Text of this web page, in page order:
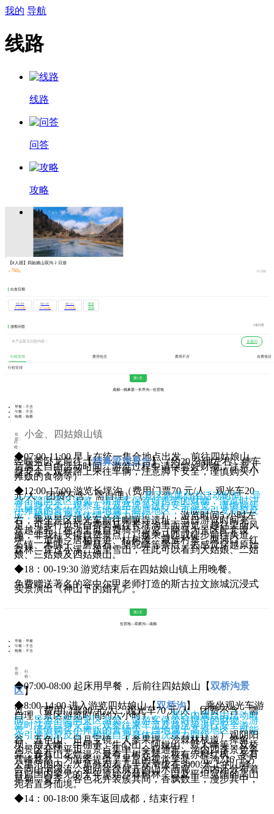
我的 导航
线路
线路
问答
攻略
【8人团】四姑娘山双沟 2 日游
￥ 760起 3人出游
出发日期
08-09
￥760起
08-10
￥760起
08-11
￥760起
更多
团期
游客问答
0条问答
本产品暂无问答内容！ 去提问
行程安排 费用包含 费用不含 自费项目
行程安排
第1天
成都—猫鼻梁—长坪沟—住宿地
早餐：不含
午餐：不含
晚餐：晚餐
住
宿：
小金、四姑娘山镇
行
程：
◆07:00-11:00 早上在统一集合地点出发，前往四姑娘山。
经映秀卧龙前往【猫鼻梁观景台】（约20 分钟左右，停车
后属于自由活动时间，游览过程中请保管好财物，注意人
身安全，观察路上来往车辆，注意脚下安全，谨慎购买小
摊贩的食物等）
◆12:00-17:00 游览长坪沟（费用门票70 元/人，观光车20
元/人，团费不含，需自理）（景区内属自由活动时间，导
游不陪同景区游览，请游客保管好携带的财物，游览时注
意自身安全，观察车流及路况等进行安全游览，谨慎购买
小摊贩的食物等。当地属于高原地区，可能会引发高原反
应，根据自身身体情况量力而行。），游览时间5 小时左
右，乘坐景区观光车前往喇嘛寺遗址，当日游览时间充
足，可步行也可自费骑马往长坪沟里面游览，越往里面风
景越漂亮。在沟里可自费骑马游览（骑马为景区配套设
施，非我社安排自费景点。）换乘马匹或徒步前往头道
坪、二道坪、唐柏古道、枯树滩、藏族村寨、两河口、红
石镇、木骡子、蘑菇石、骆驼峰等景点，去感觉穿越原始
森林、穿过小溪、遥望雪山，在此可以看到大姑娘、二姑
娘、三姑娘及四姑娘山。
◆18：00-19:30 游览结束后在四姑娘山镇上用晚餐。
免费赠送著名的容中尔甲老师打造的斯古拉文旅城沉浸式
实景演出《神山下的婚礼》。
第2天
住宿地—双桥沟—成都
早餐：早餐
午餐：不含
晚餐：不含
住
宿：
行
程：
◆07:00-08:00 起床用早餐，后前往四姑娘山【双桥沟景
区】
◆8:00-14:00 进入游览四姑娘山【双桥沟】，乘坐观光车游
览，（费用门票80 元/人，观光车70 元/人，团费不含，需
自理，景区游览时间约六小时）。（景区内属自由活动时
间，导游不陪同景区游览，请游客保管好携带的财物，游
览时注意自身安全，观察往来车流及路况等进行安全游
览，谨慎购买小摊贩的食物等。当地属于高原地区，可能
会引发高原反应，根据自身身体情况量力而行。）观阴阳
谷、五色山、日月宝镜、人参果坪、沙棘林栈道、撵鱼
坝、猎人峰、牛棚子、牛心山、阿妣山、野人峰等，双桥
沟景区开阔平坦、景点集中，全程通车。沟内四季景色各
异，春有山花烂漫，夏有古树苍翠，秋有赤桦红枫，冬有
雪峰悠然，为游客提供了丰富的视觉享受。沿沟216 平方
公里范围内，次第分布着几十座海拔在5000 米上的山峰，
会同山涧溪流，如同徐徐展开的山水画廊。沟内还分布着
目前国内罕见的千年原始沙棘树林，以及平坦宽阔的高山
草甸，夏季，各色花卉装簇其间，香飘数里，漫步其中，
宛若置身仙境。
◆14：00-18:00 乘车返回成都，结束行程！